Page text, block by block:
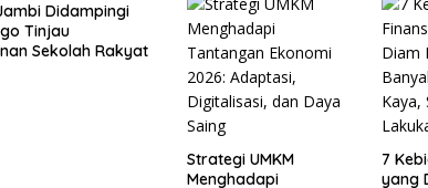
Didampingi
Tinjau
Sekolah Rakyat
Strategi UMKM
Menghadapi
7
yang